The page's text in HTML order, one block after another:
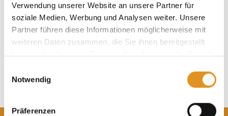
Verwendung unserer Website an unsere Partner für
soziale Medien, Werbung und Analysen weiter. Unsere
Partner führen diese Informationen möglicherweise mit
weiteren Daten zusammen, die Sie ihnen bereitgestellt
haben oder die sie im Rahmen Ihrer Nutzung der Dienste
Cookies, wenn Sie unsere Webseite weiterhin nutzen.
Notwendig
Präferenzen